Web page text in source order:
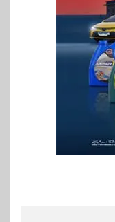
مع تصاعد
الملاحة
نتائج قياسية
الربع